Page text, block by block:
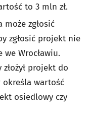
to 3 mln zł.
może zgłosić
zgłosić projekt nie
Wrocławiu.
projekt do
określa wartość
osiedlowy czy